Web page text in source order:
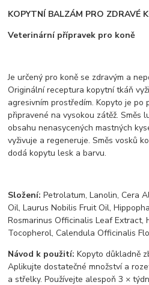
KOPYTNÍ BALZÁM PRO ZDRAVÉ
Veterinární přípravek pro koně
Je určený pro koně se zdravým a
Originální receptura kopytní tkáň
agresivním prostředím. Kopyto je po
připravené na vysokou zátěž. Směs
obsahu nenasycených mastných
vyživuje a regeneruje. Směs vosků
dodá kopytu lesk a barvu.
Složení: Petrolatum, Lanolin, Cera
Oil, Laurus Nobilis Fruit Oil,
Rosmarinus Officinalis Leaf Extract,
Tocopherol, Calendula Officinalis
Návod k použití:Kopyto důkladně
Aplikujte dostatečné množství a
a střelky. Používejte alespoň 3 ×